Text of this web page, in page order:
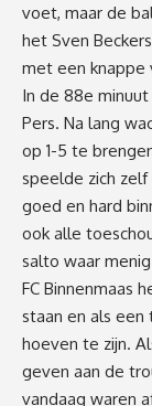
voet, maar de
het Sven
met een knappe
In de 88e
Pers. Na lang
op 1-5 te
speelde zich
goed en hard
ook alle
salto waar
FC Binnenmaas
staan en als
hoeven te zijn.
geven aan de
vandaag waren